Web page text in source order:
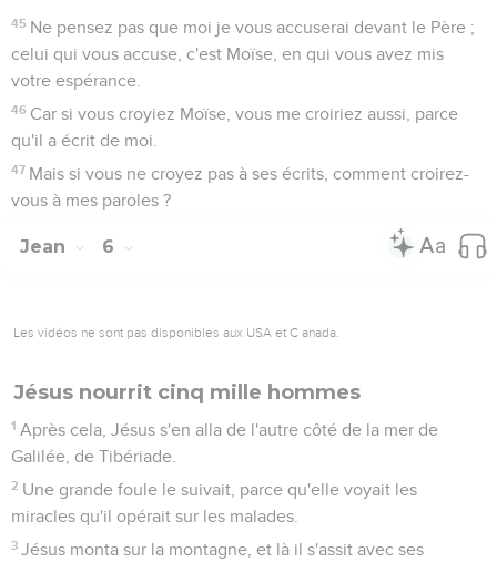
45 Ne pensez pas que moi je vous accuserai devant le Père ;
celui qui vous accuse, c'est Moïse, en qui vous avez mis
votre espérance.
46 Car si vous croyiez Moïse, vous me croiriez aussi, parce
qu'il a écrit de moi.
47 Mais si vous ne croyez pas à ses écrits, comment croirez-
vous à mes paroles ?
Jean 6
Les vidéos ne sont pas disponibles aux USA et C anada.
Jésus nourrit cinq mille hommes
1 Après cela, Jésus s'en alla de l'autre côté de la mer de
Galilée, de Tibériade.
2 Une grande foule le suivait, parce qu'elle voyait les
miracles qu'il opérait sur les malades.
3 Jésus monta sur la montagne, et là il s'assit avec ses